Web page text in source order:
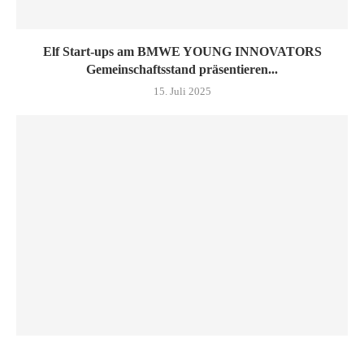
Elf Start-ups am BMWE YOUNG INNOVATORS
Gemeinschaftsstand präsentieren...
15. Juli 2025